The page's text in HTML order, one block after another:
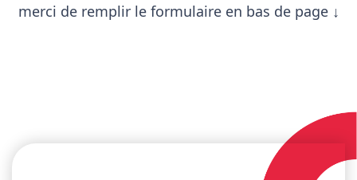
merci de remplir le formulaire en bas de page ↓